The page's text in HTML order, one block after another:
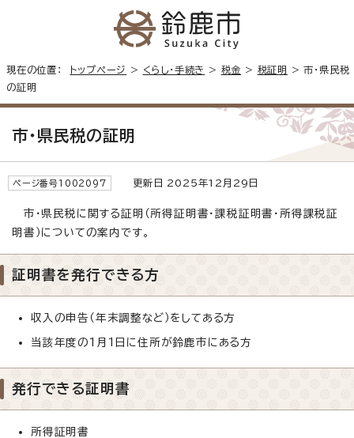
現在の位置： トップページ > くらし・手続き > 税金 > 税証明
> 市・県民税
の証明
市・県民税の証明
ページ番号1002097 更新日 2025年12月29日
市・県民税に関する証明（所得証明書・課税証明書・所得課税証
明書）についての案内です。
証明書を発行できる方
収入の申告（年末調整など）をしてある方
当該年度の1月1日に住所が鈴鹿市にある方
発行できる証明書
所得証明書